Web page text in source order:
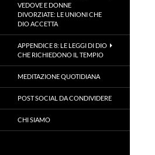
VEDOVE E DONNE
DIVORZIATE: LE UNIONI CHE
DIO ACCETTA
APPENDICE 8: LE LEGGI DI DIO
CHE RICHIEDONO IL TEMPIO
MEDITAZIONE QUOTIDIANA
POST SOCIAL DA CONDIVIDERE
CHI SIAMO